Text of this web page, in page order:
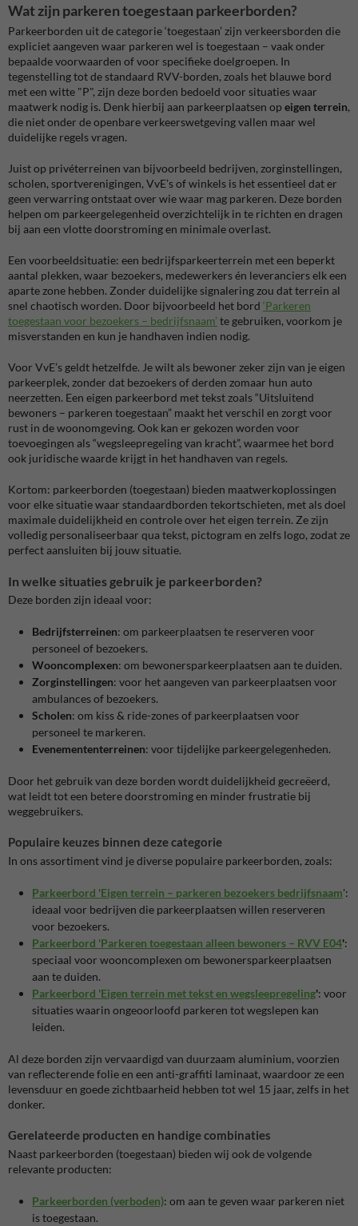
Wat zijn parkeren toegestaan parkeerborden?
Parkeerborden uit de categorie ‘toegestaan’ zijn verkeersborden die
expliciet aangeven waar parkeren wel is toegestaan – vaak onder
bepaalde voorwaarden of voor specifieke doelgroepen. In
tegenstelling tot de standaard RVV-borden, zoals het blauwe bord
met een witte "P", zijn deze borden bedoeld voor situaties waar
maatwerk nodig is. Denk hierbij aan parkeerplaatsen op eigen terrein,
die niet onder de openbare verkeerswetgeving vallen maar wel
duidelijke regels vragen.
Juist op privéterreinen van bijvoorbeeld bedrijven, zorginstellingen,
scholen, sportverenigingen, VvE’s of winkels is het essentieel dat er
geen verwarring ontstaat over wie waar mag parkeren. Deze borden
helpen om parkeergelegenheid overzichtelijk in te richten en dragen
bij aan een vlotte doorstroming en minimale overlast.
Een voorbeeldsituatie: een bedrijfsparkeerterrein met een beperkt
aantal plekken, waar bezoekers, medewerkers én leveranciers elk een
aparte zone hebben. Zonder duidelijke signalering zou dat terrein al
snel chaotisch worden. Door bijvoorbeeld het bord ‘Parkeren
toegestaan voor bezoekers – bedrijfsnaam’ te gebruiken, voorkom je
misverstanden en kun je handhaven indien nodig.
Voor VvE’s geldt hetzelfde. Je wilt als bewoner zeker zijn van je eigen
parkeerplek, zonder dat bezoekers of derden zomaar hun auto
neerzetten. Een eigen parkeerbord met tekst zoals “Uitsluitend
bewoners – parkeren toegestaan” maakt het verschil en zorgt voor
rust in de woonomgeving. Ook kan er gekozen worden voor
toevoegingen als “wegsleepregeling van kracht”, waarmee het bord
ook juridische waarde krijgt in het handhaven van regels.
Kortom: parkeerborden (toegestaan) bieden maatwerkoplossingen
voor elke situatie waar standaardborden tekortschieten, met als doel
maximale duidelijkheid en controle over het eigen terrein. Ze zijn
volledig personaliseerbaar qua tekst, pictogram en zelfs logo, zodat ze
perfect aansluiten bij jouw situatie.
In welke situaties gebruik je parkeerborden?
Deze borden zijn ideaal voor:
Bedrijfsterreinen: om parkeerplaatsen te reserveren voor
personeel of bezoekers.
Wooncomplexen: om bewonersparkeerplaatsen aan te duiden.
Zorginstellingen: voor het aangeven van parkeerplaatsen voor
ambulances of bezoekers.
Scholen: om kiss & ride-zones of parkeerplaatsen voor
personeel te markeren.
Evenemententerreinen: voor tijdelijke parkeergelegenheden.
Door het gebruik van deze borden wordt duidelijkheid gecreëerd,
wat leidt tot een betere doorstroming en minder frustratie bij
weggebruikers.
Populaire keuzes binnen deze categorie
In ons assortiment vind je diverse populaire parkeerborden, zoals:
Parkeerbord 'Eigen terrein – parkeren bezoekers bedrijfsnaam':
ideaal voor bedrijven die parkeerplaatsen willen reserveren
voor bezoekers.
Parkeerbord 'Parkeren toegestaan alleen bewoners – RVV E04':
speciaal voor wooncomplexen om bewonersparkeerplaatsen
aan te duiden.
Parkeerbord 'Eigen terrein met tekst en wegsleepregeling': voor
situaties waarin ongeoorloofd parkeren tot wegslepen kan
leiden.
Al deze borden zijn vervaardigd van duurzaam aluminium, voorzien
van reflecterende folie en een anti-graffiti laminaat, waardoor ze een
levensduur en goede zichtbaarheid hebben tot wel 15 jaar, zelfs in het
donker.
Gerelateerde producten en handige combinaties
Naast parkeerborden (toegestaan) bieden wij ook de volgende
relevante producten:
Parkeerborden (verboden): om aan te geven waar parkeren niet
is toegestaan.